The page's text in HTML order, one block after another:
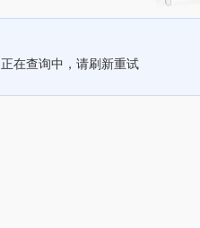
正在查询中，请刷新重试